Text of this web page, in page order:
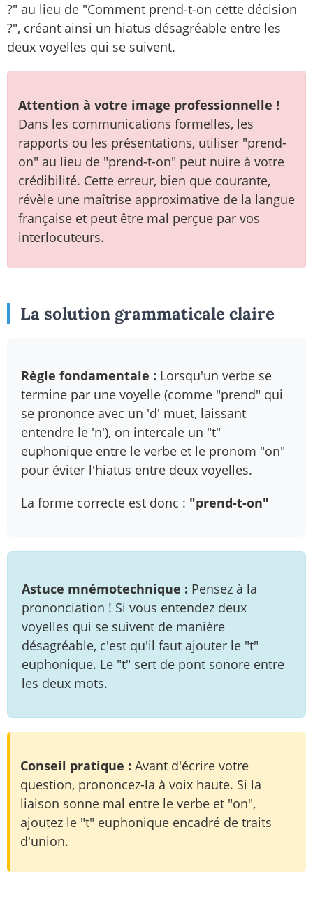
?" au lieu de "Comment prend-t-on cette décision
?", créant ainsi un hiatus désagréable entre les
deux voyelles qui se suivent.
Attention à votre image professionnelle !
Dans les communications formelles, les
rapports ou les présentations, utiliser "prend-
on" au lieu de "prend-t-on" peut nuire à votre
crédibilité. Cette erreur, bien que courante,
révèle une maîtrise approximative de la langue
française et peut être mal perçue par vos
interlocuteurs.
La solution grammaticale claire
Règle fondamentale : Lorsqu'un verbe se
termine par une voyelle (comme "prend" qui
se prononce avec un 'd' muet, laissant
entendre le 'n'), on intercale un "t"
euphonique entre le verbe et le pronom "on"
pour éviter l'hiatus entre deux voyelles.
La forme correcte est donc : "prend-t-on"
Astuce mnémotechnique : Pensez à la
prononciation ! Si vous entendez deux
voyelles qui se suivent de manière
désagréable, c'est qu'il faut ajouter le "t"
euphonique. Le "t" sert de pont sonore entre
les deux mots.
Conseil pratique : Avant d'écrire votre
question, prononcez-la à voix haute. Si la
liaison sonne mal entre le verbe et "on",
ajoutez le "t" euphonique encadré de traits
d'union.